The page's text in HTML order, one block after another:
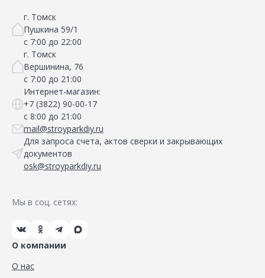
г. Томск
Пушкина 59/1
с 7:00 до 22:00
г. Томск
Вершинина, 76
с 7:00 до 21:00
Интернет-магазин:
+7 (3822) 90-00-17
с 8:00 до 21:00
mail@stroyparkdiy.ru
Для запроса счета, актов сверки и закрывающих
документов
osk@stroyparkdiy.ru
Мы в соц. сетях:
О компании
О нас